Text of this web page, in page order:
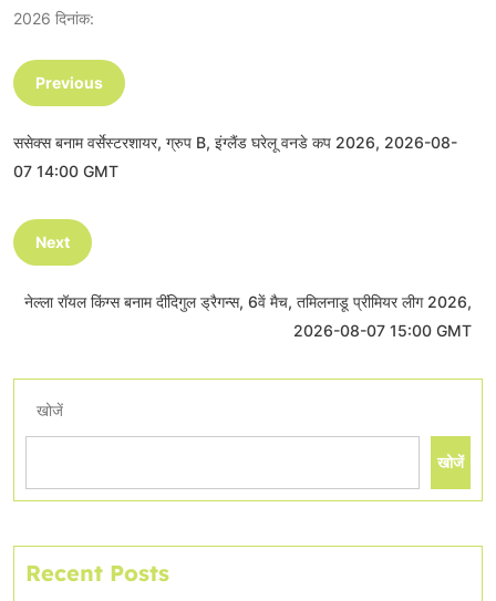
2026 दिनांक:
Previous
ससेक्स बनाम वर्सेस्टरशायर, ग्रुप B, इंग्लैंड घरेलू वनडे कप 2026, 2026-08-
07 14:00 GMT
Next
नेल्ला रॉयल किंग्स बनाम दींदिगुल ड्रैगन्स, 6वें मैच, तमिलनाडू प्रीमियर लीग 2026,
2026-08-07 15:00 GMT
खोजें
खोजें
Recent Posts